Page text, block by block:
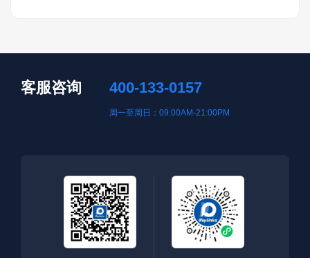
客服咨询 400-133-0157
周一至周日：09:00AM-21:00PM